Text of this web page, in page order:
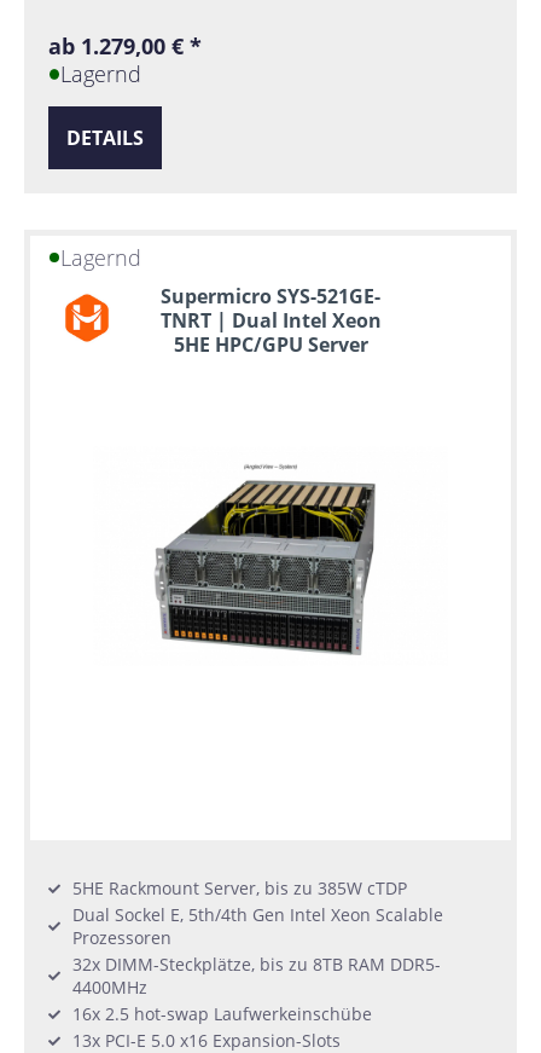
ab 1.279,00 € *
Lagernd
DETAILS
Lagernd
Supermicro SYS-521GE-
TNRT | Dual Intel Xeon
5HE HPC/GPU Server
5HE Rackmount Server, bis zu 385W cTDP
Dual Sockel E, 5th/4th Gen Intel Xeon Scalable
Prozessoren
32x DIMM-Steckplätze, bis zu 8TB RAM DDR5-
4400MHz
16x 2.5 hot-swap Laufwerkeinschübe
13x PCI-E 5.0 x16 Expansion-Slots